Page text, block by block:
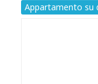
Appartamento su